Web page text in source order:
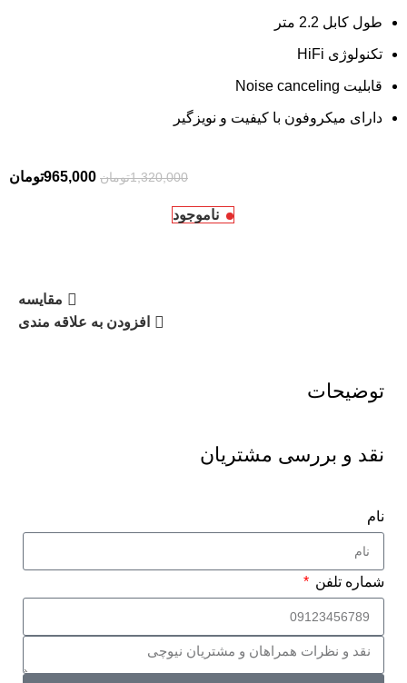
طول کابل 2.2 متر
تکنولوژی HiFi
قابلیت Noise canceling
دارای میکروفون با کیفیت و نویزگیر
1,320,000تومان 965,000تومان
ناموجود
مقایسه
افزودن به علاقه مندی
توضیحات
نقد و بررسی مشتریان
نام
شماره تلفن